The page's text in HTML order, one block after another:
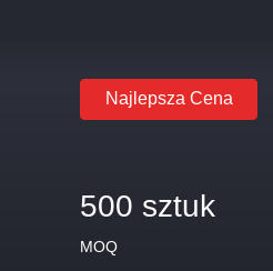
Najlepsza Cena
500 sztuk
MOQ